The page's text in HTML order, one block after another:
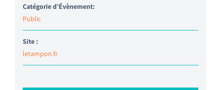
Catégorie d’Évènement:
Public
Site :
letampon.fr